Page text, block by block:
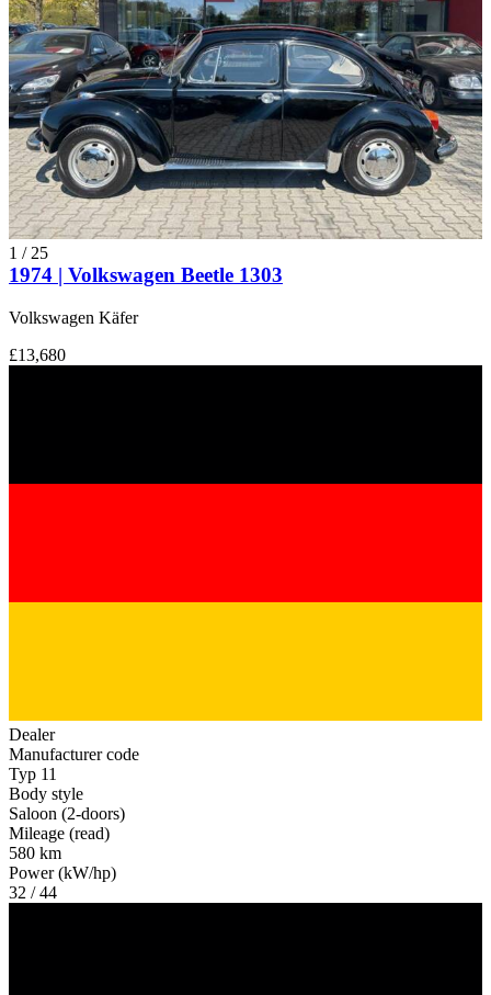
1 / 25
1974 | Volkswagen Beetle 1303
Volkswagen Käfer
£13,680
Dealer
Manufacturer code
Typ 11
Body style
Saloon (2-doors)
Mileage (read)
580 km
Power (kW/hp)
32 / 44